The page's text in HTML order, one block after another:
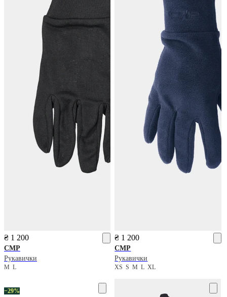
₴ 1 200
CMP
Рукавички
M L
₴ 1 200
CMP
Рукавички
XSSMLXL
−29%